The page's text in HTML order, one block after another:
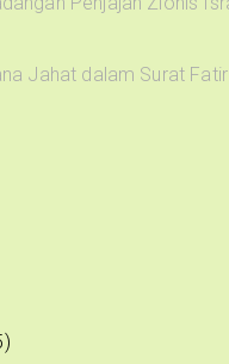
Jahat dalam Surat Fatir